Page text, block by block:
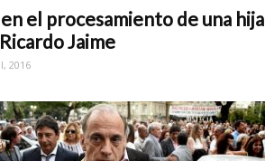
el procesamiento de una hija
Jaime
2016